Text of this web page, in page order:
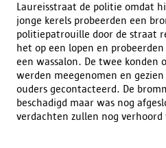
Laureisstraat de politie omdat
jonge kerels probeerden een
politiepatrouille door de straat
het op een lopen en
een wassalon. De twee konden
werden meegenomen en
ouders gecontacteerd. De
beschadigd maar was nog
verdachten zullen nog